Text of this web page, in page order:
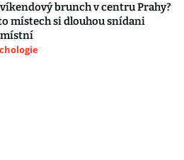
brunch v centru Prahy?
místech si dlouhou snídani